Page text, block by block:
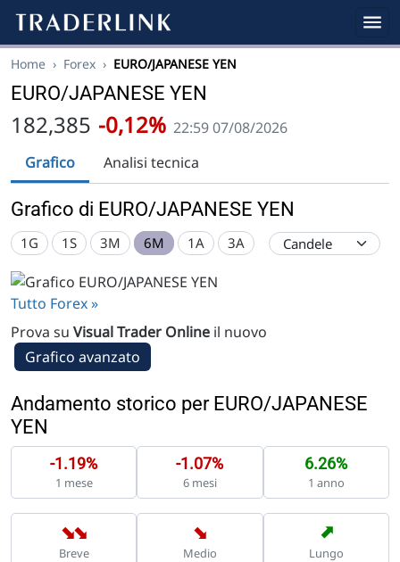
Home › Forex › EURO/JAPANESE YEN
EURO/JAPANESE YEN
182,385 -0,12% 22:59 07/08/2026
Grafico
Analisi tecnica
Grafico di EURO/JAPANESE YEN
1G 1S 3M 6M 1A 3A
Tutto Forex »
Prova su Visual Trader Online il nuovo
Grafico avanzato
Andamento storico per EURO/JAPANESE
YEN
-1.19%
1 mese
-1.07%
6 mesi
6.26%
1 anno
➡
➡
Breve
➡
Medio
➡
Lungo